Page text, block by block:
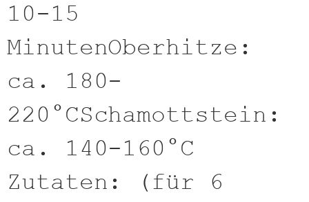
10-15
MinutenOberhitze:
ca. 180-
220°CSchamottstein:
ca. 140-160°C
Zutaten: (für 6